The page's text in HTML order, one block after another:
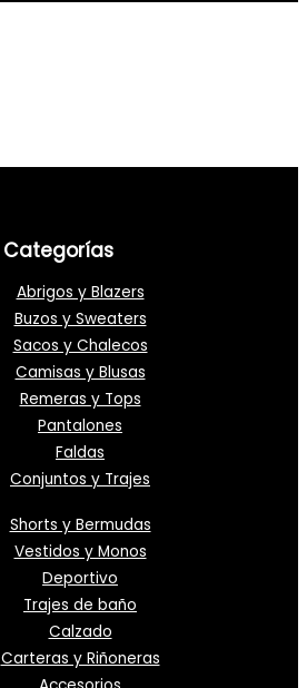
Categorías
Abrigos y Blazers
Buzos y Sweaters
Sacos y Chalecos
Camisas y Blusas
Remeras y Tops
Pantalones
Faldas
Conjuntos y Trajes
Shorts y Bermudas
Vestidos y Monos
Deportivo
Trajes de baño
Calzado
Carteras y Riñoneras